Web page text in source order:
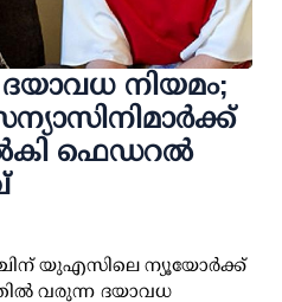
നിയമം;
ഫെഡറല്‍
യുഎസിലെ ന്യൂയോർക്ക്
വരുന്ന ദയാവധ